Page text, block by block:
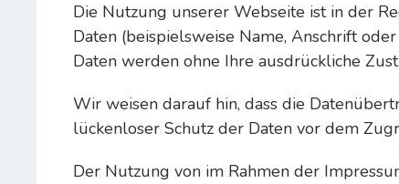
Die Nutzung unserer Webseite ist in der
Daten (beispielsweise Name, Anschrift
Daten werden ohne Ihre ausdrückliche
Wir weisen darauf hin, dass die
lückenloser Schutz der Daten vor dem
Der Nutzung von im Rahmen der